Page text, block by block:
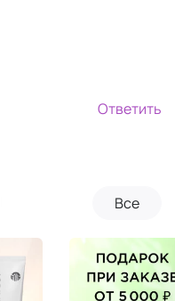
Ответить
Все